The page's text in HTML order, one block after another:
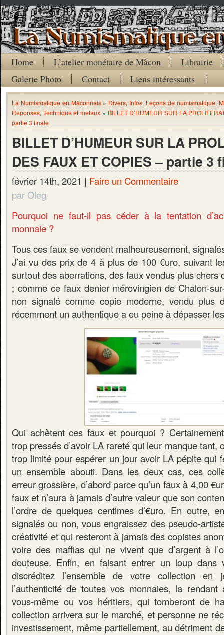
Home L’atelier monétaire de Mâcon
Librairie
Galerie Photo
Contact Liens intéressants
La Numismatique en Mâconnais» Divers, Infos, Leçons de numismatique,
Reponses, Technique et metaux » BILLET D’HUMEUR SUR LA
partie 3 finale
BILLET D’HUMEUR SUR LA
DES FAUX ET COPIES – partie 3
février 14th, 2021 | Faire un Commentaire
par Oleg
Pourquoi ne faut-il pas céder à la tentation
monnaie ?
Tous ces faux se vendent malheureusement,
J’ai vu des prix de 4 à plus de 100 €uro, suivant
surtout des aberrations, des faux vendus plus chers
; comme ce faux denier mérovingien de Chalon-
non signalé comme copie moderne, vendu plus
récemment un authentique a eu peine à dépasser
Qui achètent ces faux et pourquoi ?
trop pressés d’avoir LA rareté qui leur manque tant,
trop limité pour espérer un jour avoir LA pépite qui
un ensemble abouti. Dans les deux cas, ces
erreur grossière, d’abord parce qu’un faux à 4,00
faux et n’aura à jamais d’autre valeur que son
l’ordre de quelques centimes d’€uro. En outre,
signalés ou non, vous engraissez des pseudo-
créativité et qui resteront à jamais des copistes
voire des maffias qui ne vivent que d’argent à
douteuse. Enfin, en faisant entrer un loup dans
discréditez l’ensemble de votre collection
l’authenticité de toutes vos monnaies, la rendant
vous-même ou vos héritiers, qui tomberont de
collection arrivera sur le marché, et personne ne
investissement, même partiellement, au détriment